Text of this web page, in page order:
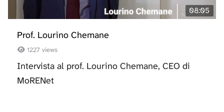
08:05
Prof. Lourino Chemane
1227 views
Intervista al prof. Lourino Chemane, CEO di
MoRENet